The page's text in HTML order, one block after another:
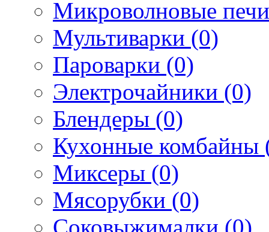
Микроволновые
Мультиварки (0)
Пароварки (0)
Электрочайники (0)
Блендеры (0)
Кухонные комбайны
Миксеры (0)
Мясорубки (0)
Соковыжималки (0)